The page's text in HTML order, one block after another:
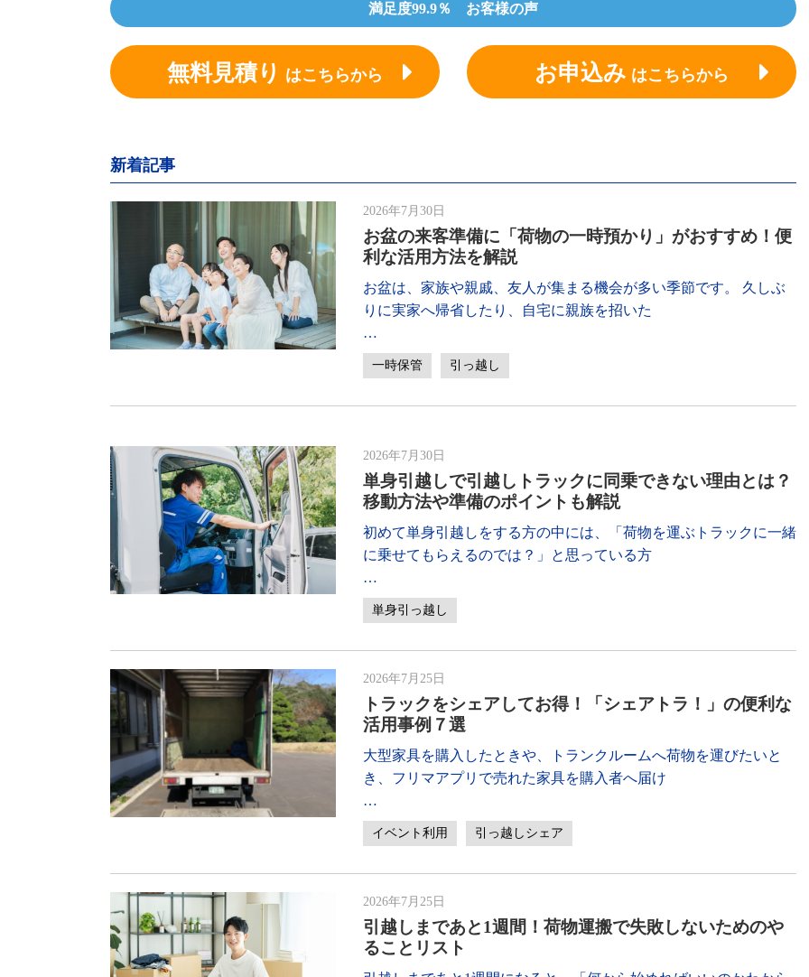
満足度99.9％ お客様の声
無料見積り はこちらから お申込み はこちらから
新着記事
2026年7月30日
お盆の来客準備に「荷物の一時預かり」がおすすめ！便
利な活用方法を解説
お盆は、家族や親戚、友人が集まる機会が多い季節です。 久しぶ
りに実家へ帰省したり、自宅に親族を招いた
…
一時保管 引っ越し
2026年7月30日
単身引越しで引越しトラックに同乗できない理由とは？
移動方法や準備のポイントも解説
初めて単身引越しをする方の中には、「荷物を運ぶトラックに一緒
に乗せてもらえるのでは？」と思っている方
…
単身引っ越し
2026年7月25日
トラックをシェアしてお得！「シェアトラ！」の便利な
活用事例７選
大型家具を購入したときや、トランクルームへ荷物を運びたいと
き、フリマアプリで売れた家具を購入者へ届け
…
イベント利用 引っ越しシェア
2026年7月25日
引越しまであと1週間！荷物運搬で失敗しないためのや
ることリスト